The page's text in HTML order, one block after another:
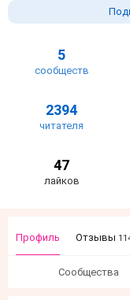
5
сообществ
2394
читателя
47
лайков
Профиль Отзывы
Сообщества